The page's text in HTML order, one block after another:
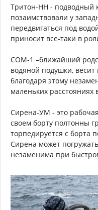
Тритон-НН - подводный
позаимствовали у
передвигаться под
приносит все-таки в
СОМ-1 –ближайший
водяной подушки, весит
благодаря этому
маленьких расстояниях
Сирена-УМ - это
своем борту полтонны
торпедируется с борта
Сирена может
незаменима при